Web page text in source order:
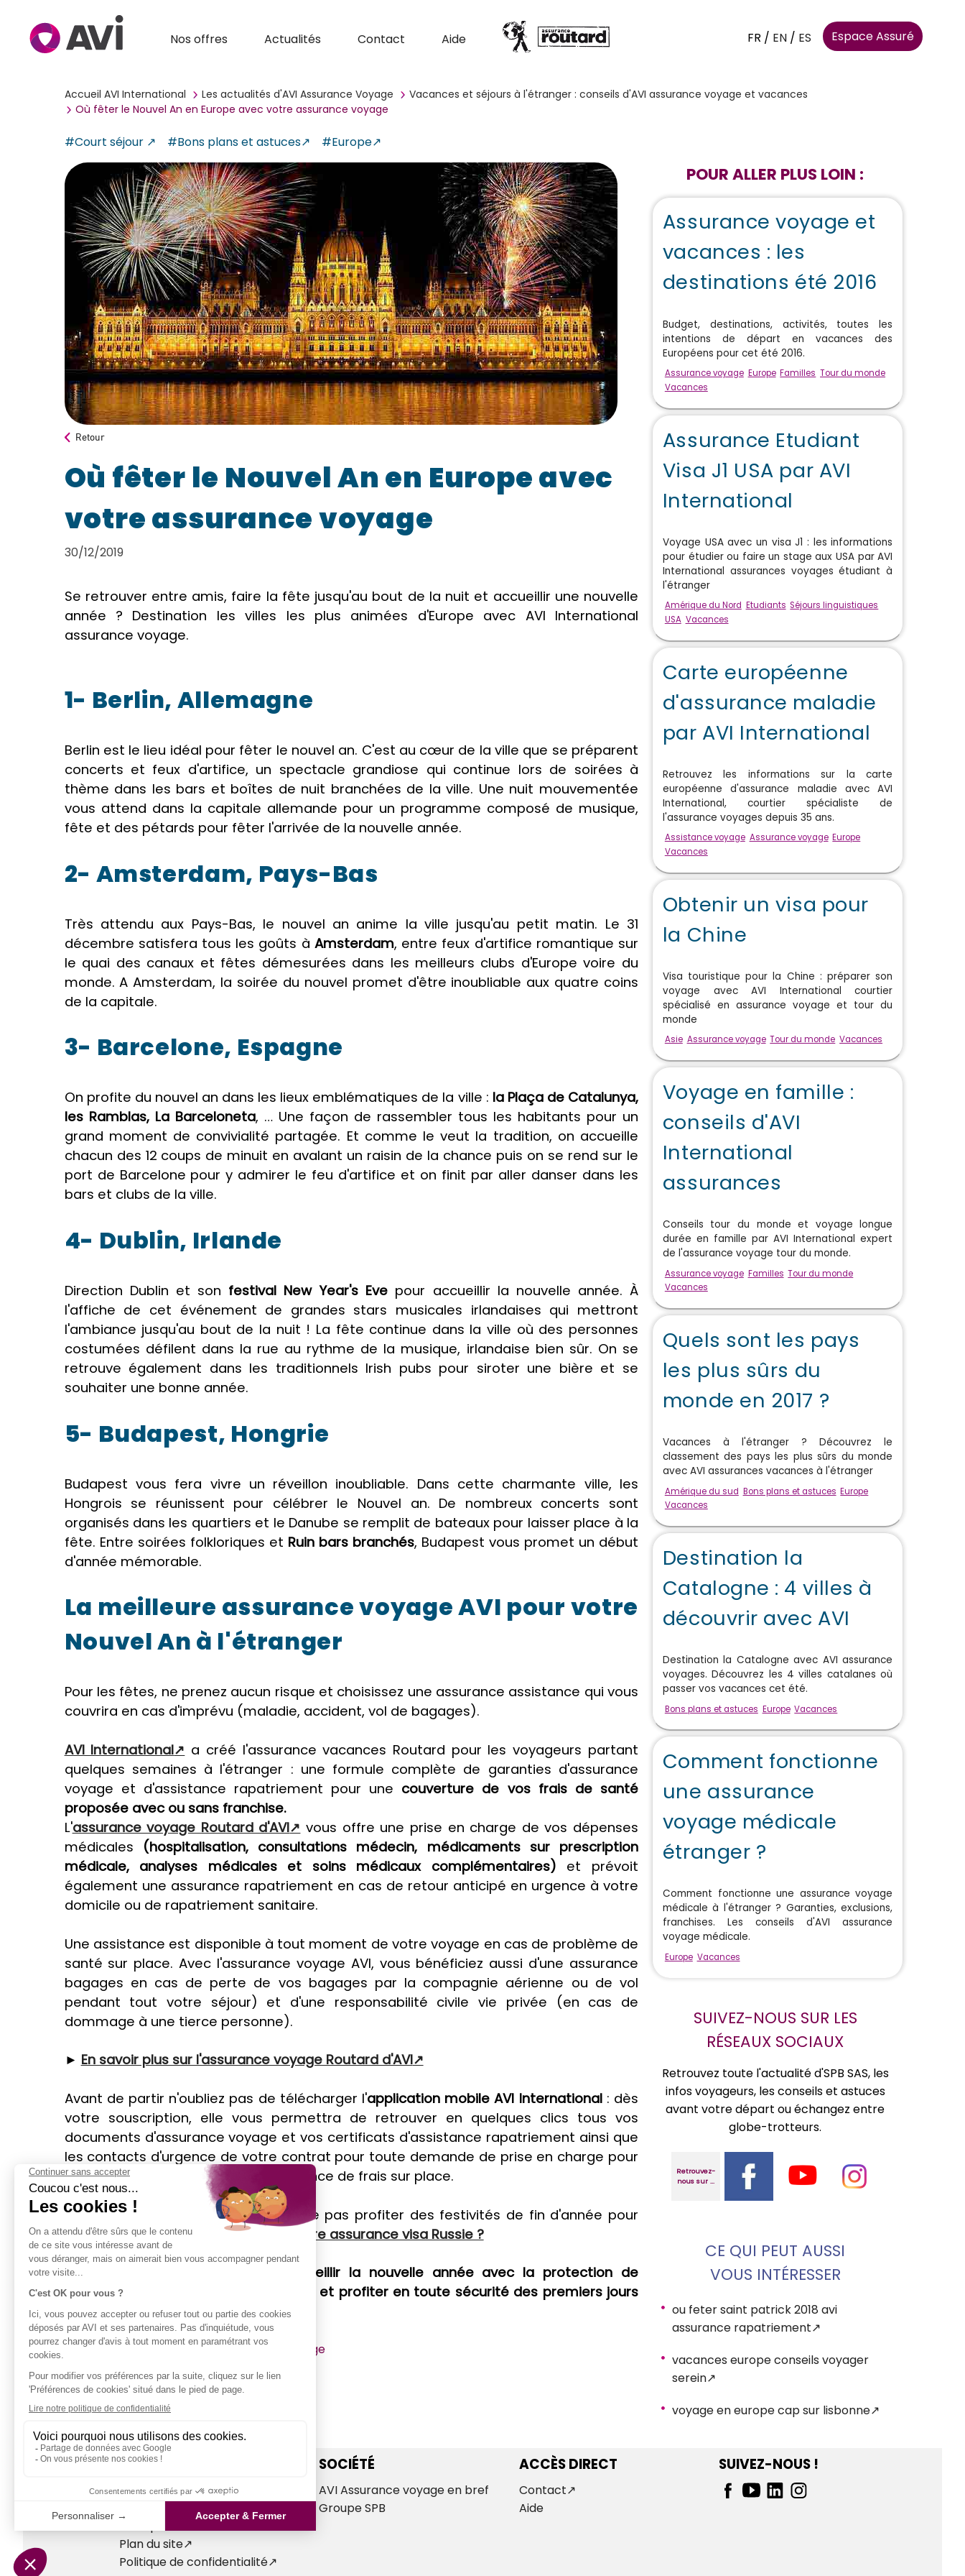
Nos offres Actualités Contact Aide FR / EN / ES Espace Assuré
Accueil AVI International Les actualités d'AVI Assurance Voyage
Vacances et séjours à l'étranger : conseils d'AVI assurance voyage et vacances
Où fêter le Nouvel An en Europe avec votre assurance voyage
#Court séjour #Bons plans et astuces #Europe
Retour
Où fêter le Nouvel An en Europe avec
votre assurance voyage
30/12/2019
Se retrouver entre amis, faire la fête jusqu'au bout de la nuit et accueillir une nouvelle
année ? Destination les villes les plus animées d'Europe avec AVI International
assurance voyage.
1- Berlin, Allemagne
Berlin est le lieu idéal pour fêter le nouvel an. C'est au cœur de la ville que se préparent
concerts et feux d'artifice, un spectacle grandiose qui continue lors de soirées à
thème dans les bars et boîtes de nuit branchées de la ville. Une nuit mouvementée
vous attend dans la capitale allemande pour un programme composé de musique,
fête et des pétards pour fêter l'arrivée de la nouvelle année.
2- Amsterdam, Pays-Bas
Très attendu aux Pays-Bas, le nouvel an anime la ville jusqu'au petit matin. Le 31
décembre satisfera tous les goûts à Amsterdam, entre feux d'artifice romantique sur
le quai des canaux et fêtes démesurées dans les meilleurs clubs d'Europe voire du
monde. A Amsterdam, la soirée du nouvel promet d'être inoubliable aux quatre coins
de la capitale.
3- Barcelone, Espagne
On profite du nouvel an dans les lieux emblématiques de la ville : la Plaça de Catalunya,
les Ramblas, La Barceloneta, … Une façon de rassembler tous les habitants pour un
grand moment de convivialité partagée. Et comme le veut la tradition, on accueille
chacun des 12 coups de minuit en avalant un raisin de la chance puis on se rend sur le
port de Barcelone pour y admirer le feu d'artifice et on finit par aller danser dans les
bars et clubs de la ville.
4- Dublin, Irlande
Direction Dublin et son festival New Year's Eve pour accueillir la nouvelle année. À
l'affiche de cet événement de grandes stars musicales irlandaises qui mettront
l'ambiance jusqu'au bout de la nuit ! La fête continue dans la ville où des personnes
costumées défilent dans la rue au rythme de la musique, irlandaise bien sûr. On se
retrouve également dans les traditionnels Irish pubs pour siroter une bière et se
souhaiter une bonne année.
5- Budapest, Hongrie
Budapest vous fera vivre un réveillon inoubliable. Dans cette charmante ville, les
Hongrois se réunissent pour célébrer le Nouvel an. De nombreux concerts sont
organisés dans les quartiers et le Danube se remplit de bateaux pour laisser place à la
fête. Entre soirées folkloriques et Ruin bars branchés, Budapest vous promet un début
d'année mémorable.
La meilleure assurance voyage AVI pour votre
Nouvel An à l'étranger
Pour les fêtes, ne prenez aucun risque et choisissez une assurance assistance qui vous
couvrira en cas d'imprévu (maladie, accident, vol de bagages).
AVI International
a créé l'assurance vacances Routard pour les voyageurs partant
quelques semaines à l'étranger : une formule complète de garanties d'assurance
voyage et d'assistance rapatriement pour une couverture de vos frais de santé
proposée avec ou sans franchise.
L'assurance voyage Routard d'AVI
vous offre une prise en charge de vos dépenses
médicales (hospitalisation, consultations médecin, médicaments sur prescription
médicale, analyses médicales et soins médicaux complémentaires) et prévoit
également une assurance rapatriement en cas de retour anticipé en urgence à votre
domicile ou de rapatriement sanitaire.
Une assistance est disponible à tout moment de votre voyage en cas de problème de
santé sur place. Avec l'assurance voyage AVI, vous bénéficiez aussi d'une assurance
bagages en cas de perte de vos bagages par la compagnie aérienne ou de vol
pendant tout votre séjour) et d'une responsabilité civile vie privée (en cas de
dommage à une tierce personne).
► En savoir plus sur l'assurance voyage Routard d'AVI
Avant de partir n'oubliez pas de télécharger l'application mobile AVI International: dès
votre souscription, elle vous permettra de retrouver en quelques clics tous vos
documents d'assurance voyage et vos certificats d'assistance rapatriement ainsi que
les contacts d'urgence de votre contrat pour toute demande de prise en charge pour
un hôpital, qui vous éviteront une avance de frais sur place.
Envie de nuits blanches ? Pourquoi ne pas profiter des festivités de fin d'année pour
découvrir Saint-Pétersbourg avec votre assurance visa Russie ?
Vous partirez (r) assuré pour accueillir la nouvelle année avec la protection de
l'assurance voyage d'AVI International et profiter en toute sécurité des premiers jours
de vacances de l'année !
L'équipe d'AVI International Assurance Voyage
POUR ALLER PLUS LOIN :
Assurance voyage et
vacances : les
destinations été 2016
Budget, destinations, activités, toutes les
intentions de départ en vacances des
Européens pour cet été 2016.
Assurance voyage Europe Familles Tour du monde
Vacances
Assurance Etudiant
Visa J1 USA par AVI
International
Voyage USA avec un visa J1 : les informations
pour étudier ou faire un stage aux USA par AVI
International assurances voyages étudiant à
l'étranger
Amérique du Nord Etudiants Séjours linguistiques
USA Vacances
Carte européenne
d'assurance maladie
par AVI International
Retrouvez les informations sur la carte
européenne d'assurance maladie avec AVI
International, courtier spécialiste de
l'assurance voyages depuis 35 ans.
Assistance voyage Assurance voyage Europe
Vacances
Obtenir un visa pour
la Chine
Visa touristique pour la Chine : préparer son
voyage avec AVI International courtier
spécialisé en assurance voyage et tour du
monde
Asie Assurance voyage Tour du monde Vacances
Voyage en famille :
conseils d'AVI
International
assurances
Conseils tour du monde et voyage longue
durée en famille par AVI International expert
de l'assurance voyage tour du monde.
Assurance voyage Familles Tour du monde
Vacances
Quels sont les pays
les plus sûrs du
monde en 2017 ?
Vacances à l'étranger ? Découvrez le
classement des pays les plus sûrs du monde
avec AVI assurances vacances à l'étranger
Amérique du sud Bons plans et astuces Europe
Vacances
Destination la
Catalogne : 4 villes à
découvrir avec AVI
Destination la Catalogne avec AVI assurance
voyages. Découvrez les 4 villes catalanes où
passer vos vacances cet été.
Bons plans et astuces Europe Vacances
Comment fonctionne
une assurance
voyage médicale
étranger ?
Comment fonctionne une assurance voyage
médicale à l'étranger ? Garanties, exclusions,
franchises. Les conseils d'AVI assurance
voyage médicale.
Europe Vacances
SUIVEZ-NOUS SUR LES
RÉSEAUX SOCIAUX
Retrouvez toute l'actualité d'SPB SAS, les
infos voyageurs, les conseils et astuces
avant votre départ ou échangez entre
globe-trotteurs.
Retrouvez-
nous sur ...
CE QUI PEUT AUSSI
VOUS INTÉRESSER
ou feter saint patrick 2018 avi
assurance rapatriement
vacances europe conseils voyager
serein
voyage en europe cap sur lisbonne
MENTIONS LÉGALES
Mentions légales AVI
Conditions générales d'utilisation
Politique d'utilisation des cookies
Plan du site
Politique de confidentialité
SOCIÉTÉ
AVI Assurance voyage en bref
Groupe SPB
ACCÈS DIRECT
Contact
Aide
SUIVEZ-NOUS !